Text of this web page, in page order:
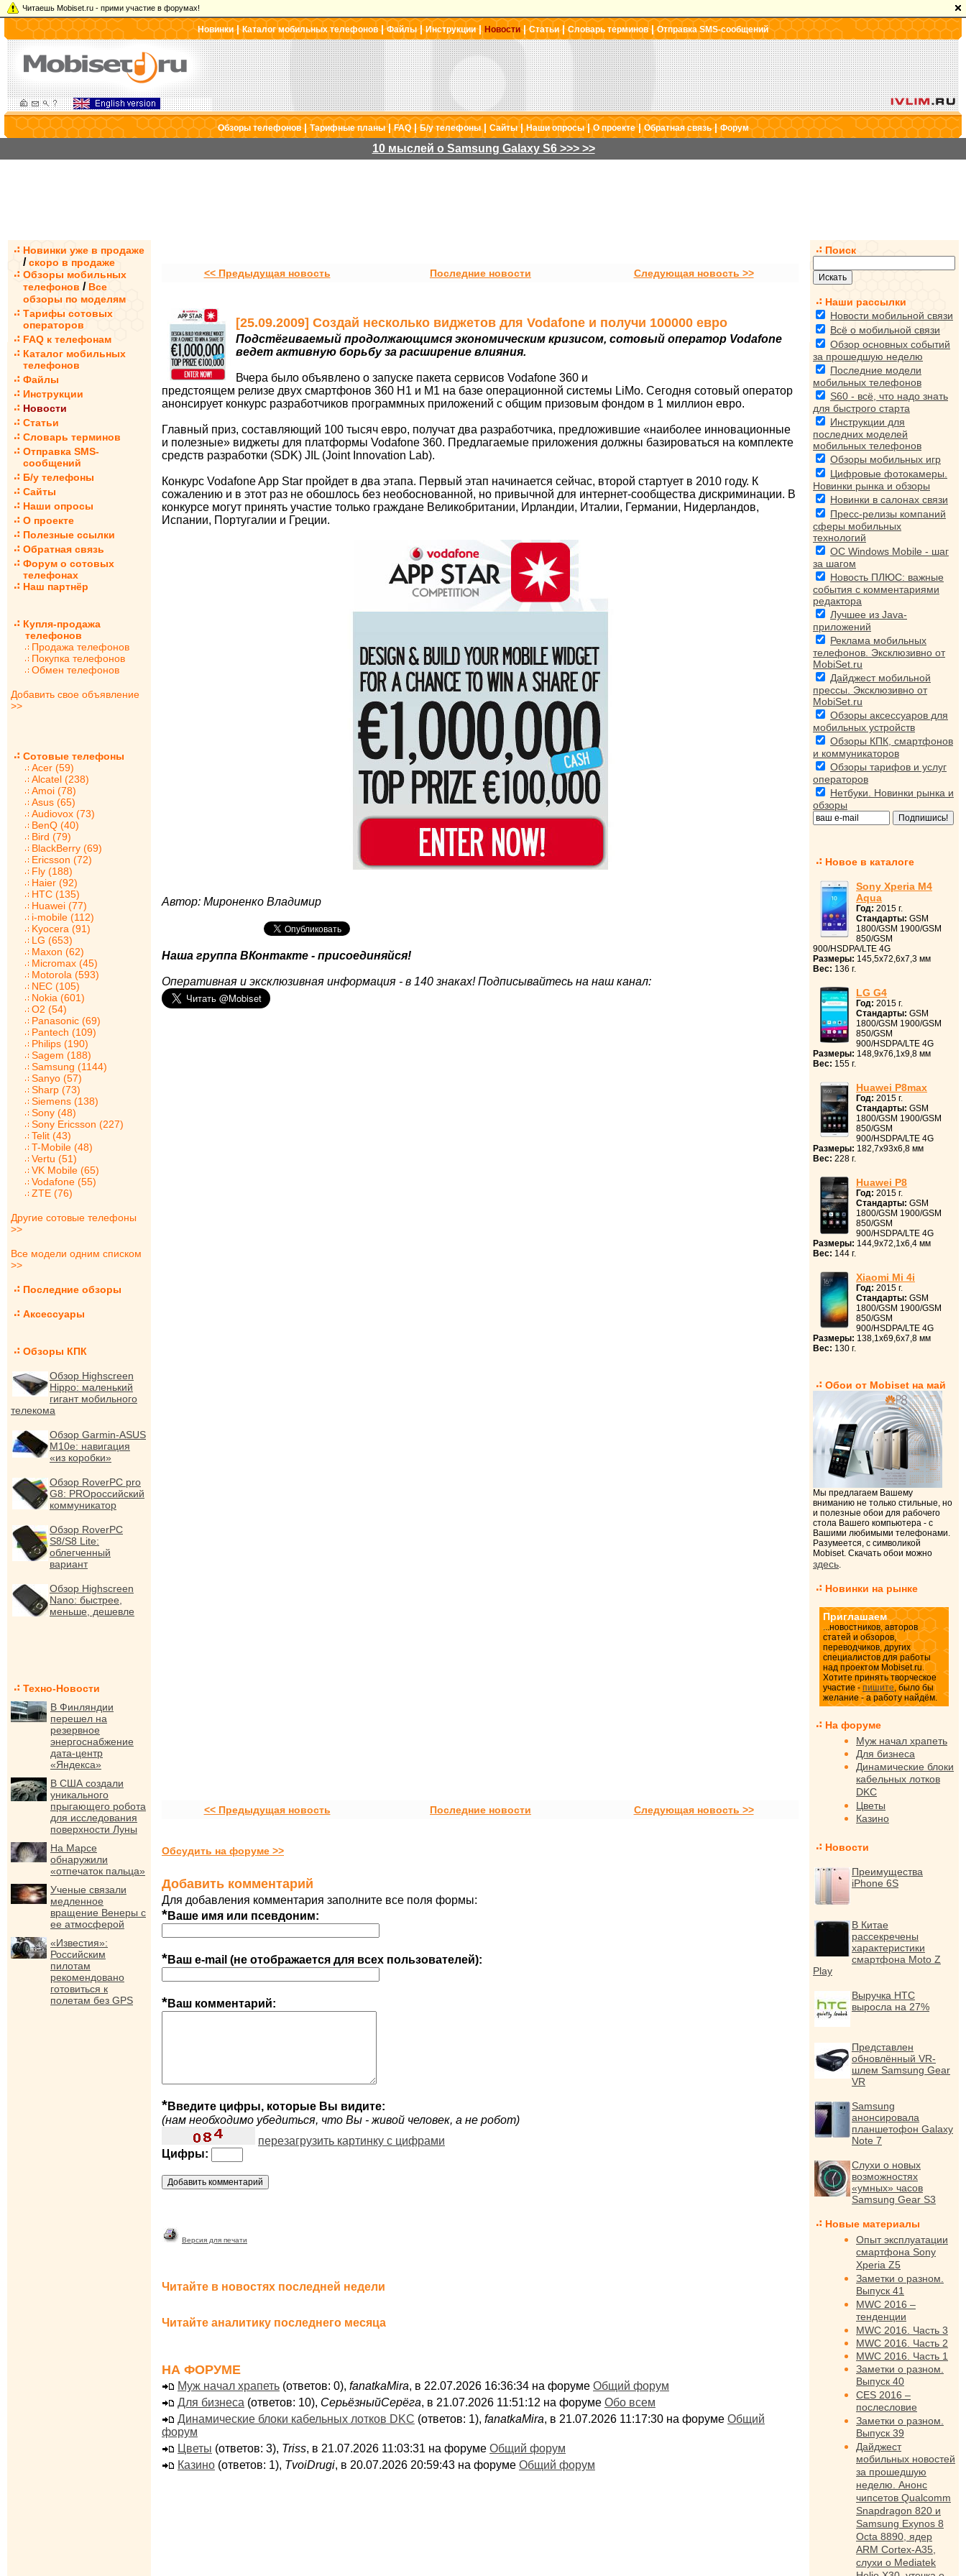
Читаешь Mobiset.ru - прими участие в форумах!
Новинки|Каталог мобильных телефонов|Файлы|Инструкции| Новости|Статьи|Словарь терминов|Отправка SMS-сообщений
Обзоры телефонов|Тарифные планы|FAQ|Б/у телефоны| Сайты|Наши опросы|О проекте|Обратная связь|Форум
10 мыслей о Samsung Galaxy S6 >>> >>
Новинки уже в продаже
/ скоро в продаже
Обзоры мобильных
телефонов / Все
обзоры по моделям
Тарифы сотовых
операторов
FAQ к телефонам
Каталог мобильных
телефонов
Файлы
Инструкции
Новости
Статьи
Словарь терминов
Отправка SMS-
сообщений
Б/у телефоны
Сайты
Наши опросы
О проекте
Полезные ссылки
Обратная связь
Форум о сотовых
телефонах
Наш партнёр
Купля-продажа
телефонов
Продажа телефонов
Покупка телефонов
Обмен телефонов
Добавить свое объявление
>>
Сотовые телефоны
Acer (59)
Alcatel (238)
Amoi (78)
Asus (65)
Audiovox (73)
BenQ (40)
Bird (79)
BlackBerry (69)
Ericsson (72)
Fly (188)
Haier (92)
HTC (135)
Huawei (77)
i-mobile (112)
Kyocera (91)
LG (653)
Maxon (62)
Micromax (45)
Motorola (593)
NEC (105)
Nokia (601)
O2 (54)
Panasonic (69)
Pantech (109)
Philips (190)
Sagem (188)
Samsung (1144)
Sanyo (57)
Sharp (73)
Siemens (138)
Sony (48)
Sony Ericsson (227)
Telit (43)
T-Mobile (48)
Vertu (51)
VK Mobile (65)
Vodafone (55)
ZTE (76)
Другие сотовые телефоны
>>
Все модели одним списком
>>
Последние обзоры
Аксессуары
Обзоры КПК
Обзор Highscreen
Hippo: маленький
гигант мобильного
телекома
Обзор Garmin-ASUS
M10e: навигация
«из коробки»
Обзор RoverPC pro
G8: PROроссийский
коммуникатор
Обзор RoverPC
S8/S8 Lite:
облегченный
вариант
Обзор Highscreen
Nano: быстрее,
меньше, дешевле
Техно-Новости
В Финляндии
перешел на
резервное
энергоснабжение
дата-центр
«Яндекса»
В США создали
уникального
прыгающего робота
для исследования
поверхности Луны
На Марсе
обнаружили
«отпечаток пальца»
Ученые связали
медленное
вращение Венеры с
ее атмосферой
«Известия»:
Российским
пилотам
рекомендовано
готовиться к
полетам без GPS
<< Предыдущая новость Последние новости Следующая новость >>
[25.09.2009] Создай несколько виджетов для Vodafone и получи 100000 евро
Подстёгиваемый продолжающимся экономическим кризисом, сотовый оператор Vodafone
ведет активную борьбу за расширение влияния.
Вчера было объявлено о запуске пакета сервисов Vodafone 360 и
предстоящем релизе двух смартфонов 360 H1 и M1 на базе операционной системы LiMo. Сегодня сотовый оператор
анонсирует конкурс разработчиков программных приложений с общим призовым фондом в 1 миллион евро.
Главный приз, составляющий 100 тысяч евро, получат два разработчика, предложившие «наиболее инновационные
и полезные» виджеты для платформы Vodafone 360. Предлагаемые приложения должны базироваться на комплекте
средств разработки (SDK) JIL (Joint Innovation Lab).
Конкурс Vodafone App Star пройдет в два этапа. Первый этап начинается сейчас, второй стартует в 2010 году. К
сожалению и в этот раз не обошлось без необоснованной, но привычной для интернет-сообщества дискриминации. В
конкурсе могут принять участие только граждане Великобритании, Ирландии, Италии, Германии, Нидерландов,
Испании, Португалии и Греции.
Автор: Мироненко Владимир
Наша группа ВКонтакте - присоединяйся!
Оперативная и эксклюзивная информация - в 140 знаках! Подписывайтесь на наш канал:
<< Предыдущая новость Последние новости Следующая новость >>
Обсудить на форуме >>
Добавить комментарий
Для добавления комментария заполните все поля формы:
*Ваше имя или псевдоним:
*Ваш e-mail (не отображается для всех пользователей):
*Ваш комментарий:
*Введите цифры, которые Вы видите:
(нам необходимо убедиться, что Вы - живой человек, а не робот)
перезагрузить картинку с цифрами
Цифры:
Версия для печати
Читайте в новостях последней недели
Читайте аналитику последнего месяца
НА ФОРУМЕ
Муж начал храпеть (ответов: 0), fanatkaMira, в 22.07.2026 16:36:34 на форуме Общий форум
Для бизнеса (ответов: 10), СерьёзныйСерёга, в 21.07.2026 11:51:12 на форуме Обо всем
Динамические блоки кабельных лотков DKC (ответов: 1), fanatkaMira, в 21.07.2026 11:17:30 на форуме Общий
форум
Цветы (ответов: 3), Triss, в 21.07.2026 11:03:31 на форуме Общий форум
Казино (ответов: 1), TvoiDrugi, в 20.07.2026 20:59:43 на форуме Общий форум
Поиск
Наши рассылки
Новости мобильной связи
Всё о мобильной связи
Обзор основных событий
за прошедшую неделю
Последние модели
мобильных телефонов
S60 - всё, что надо знать
для быстрого старта
Инструкции для
последних моделей
мобильных телефонов
Обзоры мобильных игр
Цифровые фотокамеры.
Новинки рынка и обзоры
Новинки в салонах связи
Пресс-релизы компаний
сферы мобильных
технологий
ОС Windows Mobile - шаг
за шагом
Новость ПЛЮС: важные
события с комментариями
редактора
Лучшее из Java-
приложений
Реклама мобильных
телефонов. Эксклюзивно от
MobiSet.ru
Дайджест мобильной
прессы. Эксклюзивно от
MobiSet.ru
Обзоры аксессуаров для
мобильных устройств
Обзоры КПК, смартфонов
и коммуникаторов
Обзоры тарифов и услуг
операторов
Нетбуки. Новинки рынка и
обзоры
Новое в каталоге
Sony Xperia M4
Aqua
Год: 2015 г.
Стандарты: GSM
1800/GSM 1900/GSM
850/GSM
900/HSDPA/LTE 4G
Размеры: 145,5x72,6x7,3 мм
Вес: 136 г.
LG G4
Год: 2015 г.
Стандарты: GSM
1800/GSM 1900/GSM
850/GSM
900/HSDPA/LTE 4G
Размеры: 148,9x76,1x9,8 мм
Вес: 155 г.
Huawei P8max
Год: 2015 г.
Стандарты: GSM
1800/GSM 1900/GSM
850/GSM
900/HSDPA/LTE 4G
Размеры: 182,7x93x6,8 мм
Вес: 228 г.
Huawei P8
Год: 2015 г.
Стандарты: GSM
1800/GSM 1900/GSM
850/GSM
900/HSDPA/LTE 4G
Размеры: 144,9x72,1x6,4 мм
Вес: 144 г.
Xiaomi Mi 4i
Год: 2015 г.
Стандарты: GSM
1800/GSM 1900/GSM
850/GSM
900/HSDPA/LTE 4G
Размеры: 138,1x69,6x7,8 мм
Вес: 130 г.
Обои от Mobiset на май
Мы предлагаем Вашему
вниманию не только стильные, но
и полезные обои для рабочего
стола Вашего компьютера - с
Вашими любимыми телефонами.
Разумеется, с символикой
Mobiset. Скачать обои можно
здесь.
Новинки на рынке
Приглашаем
...новостников, авторов
статей и обзоров,
переводчиков, других
специалистов для работы
над проектом Mobiset.ru.
Хотите принять творческое
участие - пишите, было бы
желание - а работу найдём.
На форуме
Муж начал храпеть
Для бизнеса
Динамические блоки
кабельных лотков
DKC
Цветы
Казино
Новости
Преимущества
iPhone 6S
В Китае
рассекречены
характеристики
смартфона Moto Z
Play
Выручка HTC
выросла на 27%
Представлен
обновлённый VR-
шлем Samsung Gear
VR
Samsung
анонсировала
планшетофон Galaxy
Note 7
Слухи о новых
возможностях
«умных» часов
Samsung Gear S3
Новые материалы
Опыт эксплуатации
смартфона Sony
Xperia Z5
Заметки о разном.
Выпуск 41
MWC 2016 –
тенденции
MWC 2016. Часть 3
MWC 2016. Часть 2
MWC 2016. Часть 1
Заметки о разном.
Выпуск 40
CES 2016 –
послесловие
Заметки о разном.
Выпуск 39
Дайджест
мобильных новостей
за прошедшую
неделю. Анонс
чипсетов Qualcomm
Snapdragon 820 и
Samsung Exynos 8
Octa 8890, ядер
ARM Cortex-A35,
слухи о Mediatek